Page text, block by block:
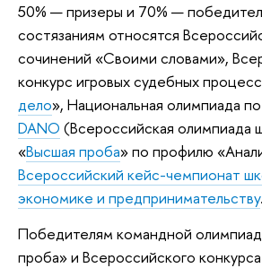
50% — призеры и 70% —
состязаниям относятся
сочинений «Своими словами»,
конкурс игровых судебных
дело», Национальная олимпиада
DANO (Всероссийская олимпиада
«Высшая проба» по профилю
Всероссийский кейс-чемпионат
экономике и предпринимательству.
Победителям командной
проба» и Всероссийского конкурса